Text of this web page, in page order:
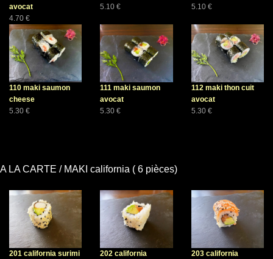
avocat
4.70 €
5.10 €
5.10 €
110 maki saumon
cheese
5.30 €
111 maki saumon
avocat
5.30 €
112 maki thon cuit
avocat
5.30 €
A LA CARTE / MAKI california ( 6 pièces)
201 california surimi
202 california
203 california